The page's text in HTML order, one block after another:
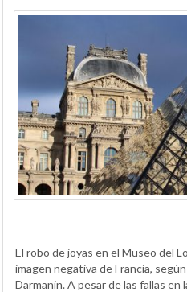
El robo de joyas en el Museo del
imagen negativa de Francia,
Darmanin. A pesar de las fallas